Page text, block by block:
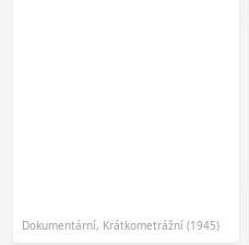
Dokumentární, Krátkometrážní (1945)